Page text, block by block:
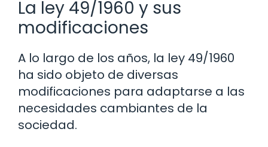
La ley 49/1960 y sus
modificaciones
A lo largo de los años, la ley 49/1960
ha sido objeto de diversas
modificaciones para adaptarse a las
necesidades cambiantes de la
sociedad.